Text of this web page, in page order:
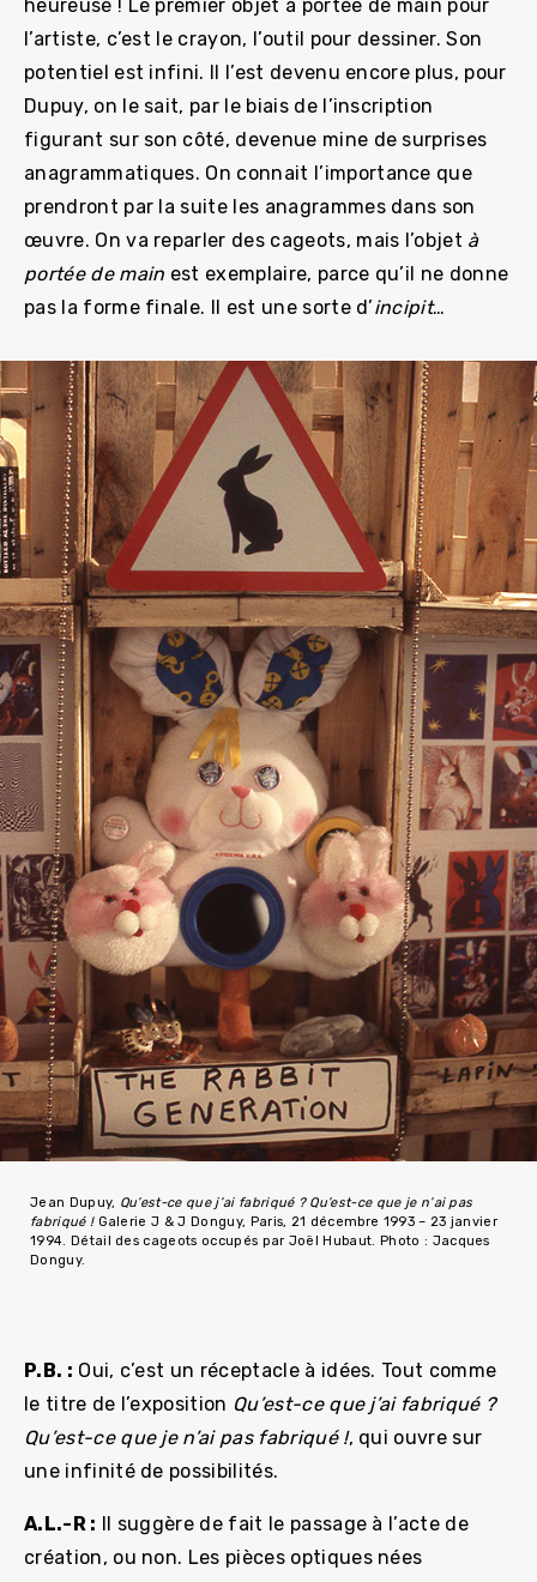
heureuse ! Le premier objet à portée de main pour
l’artiste, c’est le crayon, l’outil pour dessiner. Son
potentiel est infini. Il l’est devenu encore plus, pour
Dupuy, on le sait, par le biais de l’inscription
figurant sur son côté, devenue mine de surprises
anagrammatiques. On connait l’importance que
prendront par la suite les anagrammes dans son
œuvre. On va reparler des cageots, mais l’objet à
portée de main est exemplaire, parce qu’il ne donne
pas la forme finale. Il est une sorte d’incipit…
Jean Dupuy, Qu’est-ce que j’ai fabriqué ? Qu’est-ce que je n’ai pas
fabriqué !Galerie J & J Donguy, Paris, 21 décembre 1993 – 23 janvier
1994. Détail des cageots occupés par Joël Hubaut. Photo : Jacques
Donguy.
P.B. : Oui, c’est un réceptacle à idées. Tout comme
le titre de l’exposition Qu’est-ce que j’ai fabriqué ?
Qu’est-ce que je n’ai pas fabriqué !, qui ouvre sur
une infinité de possibilités.
A.L.-R : Il suggère de fait le passage à l’acte de
création, ou non. Les pièces optiques nées